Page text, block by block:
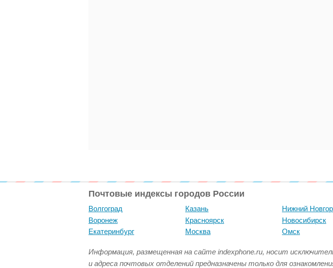
Почтовые индексы городов России
Волгоград
Воронеж
Екатеринбург
Казань
Красноярск
Москва
Нижний
Новосибирск
Омск
Информация, размещенная на сайте indexphone.ru, носит
и адреса почтовых отделений предназначены только для